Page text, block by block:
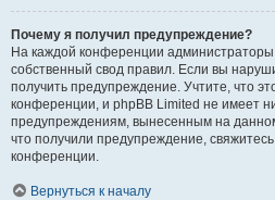
Почему я получил предупреждение?
На каждой конференции администраторы
собственный свод правил. Если вы
получить предупреждение. Учтите, что
конференции, и phpBB Limited не имеет
предупреждениям, вынесенным на
что получили предупреждение,
конференции.
Вернуться к началу